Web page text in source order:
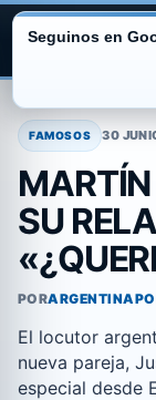
contenido
FAMOSOS 30
SU
POR
El locutor
nueva pareja,
especial desde
Seguinos en